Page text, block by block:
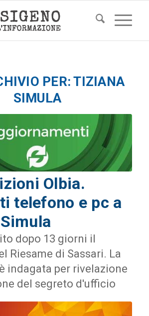
PER:TIZIANA
SIMULA
Olbia.
telefono e pc a
dopo 13 giorni il
Riesame di Sassari. La
indagata per rivelazione
del segreto d'ufficio